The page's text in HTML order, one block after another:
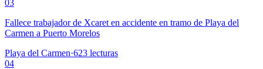
03
Fallece trabajador de Xcaret en accidente en tramo de Playa del
Carmen a Puerto Morelos
Playa del Carmen·623 lecturas
04